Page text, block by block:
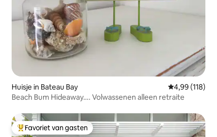
Huisje in Bateau Bay Gemiddelde
4,99 (118)
Beach Bum Hideaway…. Volwassenen alleen retraite
Topfavoriet van gasten
Favoriet van gasten